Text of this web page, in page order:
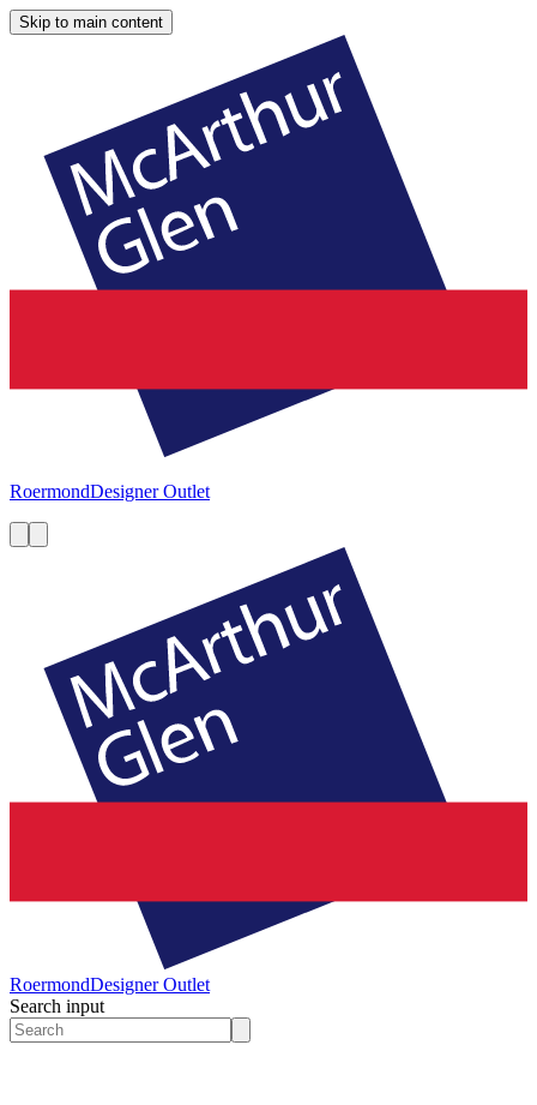
Skip to main content
RoermondDesigner Outlet
RoermondDesigner Outlet
Search input